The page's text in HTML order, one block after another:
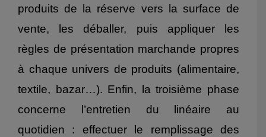
produits de la réserve vers la surface de
vente, les déballer, puis appliquer les
règles de présentation marchande propres
à chaque univers de produits (alimentaire,
textile, bazar…). Enfin, la troisième phase
concerne l’entretien du linéaire au
quotidien : effectuer le remplissage des